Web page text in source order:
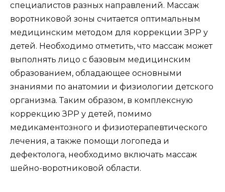
специалистов разных направлений. Массаж
воротниковой зоны считается оптимальным
медицинским методом для коррекции ЗРР у
детей. Необходимо отметить, что массаж может
выполнять лицо с базовым медицинским
образованием, обладающее основными
знаниями по анатомии и физиологии детского
организма. Таким образом, в комплексную
коррекцию ЗРР у детей, помимо
медикаментозного и физиотерапевтического
лечения, а также помощи логопеда и
дефектолога, необходимо включать массаж
шейно-воротниковой области.